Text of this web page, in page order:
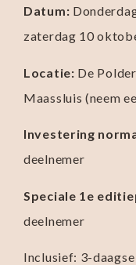
Datum:
zaterdag 10
Locatie: De
Maassluis (neem
Investering
deelnemer
Speciale 1e
deelnemer
Inclusief: 3-